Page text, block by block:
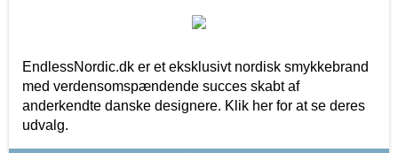
EndlessNordic.dk er et eksklusivt nordisk smykkebrand
med verdensomspændende succes skabt af
anderkendte danske designere. Klik her for at se deres
udvalg.